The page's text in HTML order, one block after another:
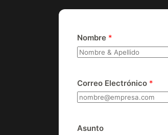
Nombre *
Correo Electrónico *
Asunto